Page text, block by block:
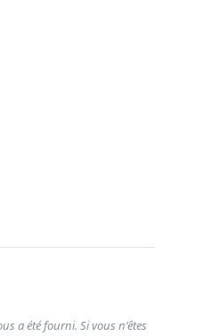
a été fourni. Si vous n’êtes